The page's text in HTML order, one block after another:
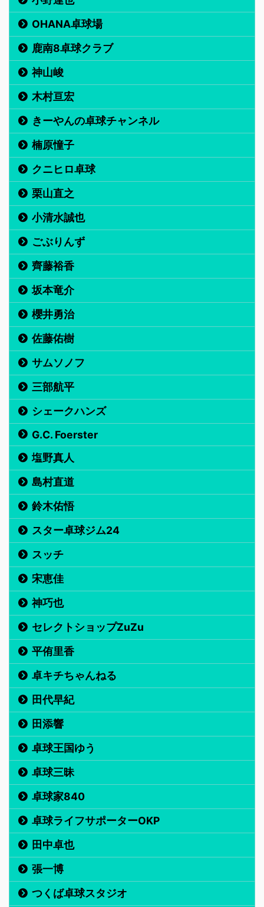
OHANA卓球場
鹿南8卓球クラブ
神山峻
木村亘宏
きーやんの卓球チャンネル
楠原憧子
クニヒロ卓球
栗山直之
小清水誠也
ごぶりんず
齊藤裕香
坂本竜介
櫻井勇治
佐藤佑樹
サムソノフ
三部航平
シェークハンズ
G.C. Foerster
塩野真人
島村直道
鈴木佑悟
スター卓球ジム24
スッチ
宋恵佳
神巧也
セレクトショップZuZu
平侑里香
卓キチちゃんねる
田代早紀
田添響
卓球王国ゆう
卓球三昧
卓球家840
卓球ライフサポーターOKP
田中卓也
張一博
つくば卓球スタジオ